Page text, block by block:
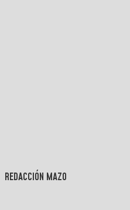
REDACCIÓN MAZO